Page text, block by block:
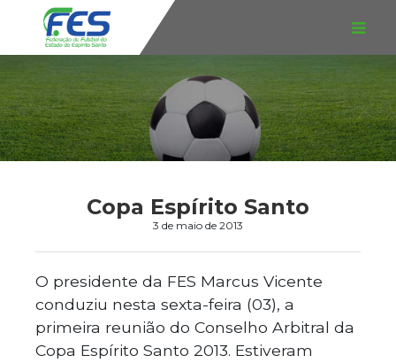
Copa Espírito Santo
3 de maio de 2013
O presidente da FES Marcus Vicente
conduziu nesta sexta-feira (03), a
primeira reunião do Conselho Arbitral da
Copa Espírito Santo 2013. Estiveram